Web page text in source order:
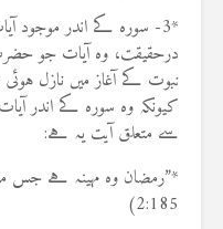
*3- سورہ کے اندر موجود
درحقیقت، وہ آیات جو
نبوت کے آغاز میں نازل
کیونکہ وہ سورہ کے اندر
سے متعلق آیت یہ ہے:
*”رمضان وہ مہینہ ہے جس
2:185)